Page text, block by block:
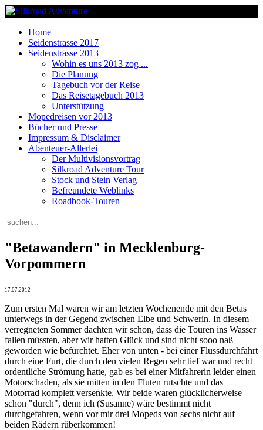
Home
Seidenstrasse 2017
Seidenstrasse 2013
Wohin es uns 2013 zog ...
Die Planung
Tagebuch vor der Reise
Das Reisetagebuch 2013
Unterstützung
Mopedreisen vor 2013
Bücher und Presse
Impressum & Disclaimer
Abenteuer-Allerlei
Der Multivisionsvortrag
Silkroad Adventure Tour
Stock und Stein Verlag
Befreundete Weblinks
Roadbook-Touren
"Betawandern" in Mecklenburg-
Vorpommern
17.07.2012
Zum ersten Mal waren wir am letzten Wochenende mit den Betas
unterwegs in der Gegend zwischen Elbe und Schwerin. In diesem
verregneten Sommer dachten wir schon, dass die Touren ins Wasser
fallen müssten, aber wir hatten Glück und sind nicht sooo naß
geworden wie befürchtet. Eher von unten - bei einer Flussdurchfahrt
durch eine Furt, die durch den vielen Regen sehr tief war und recht
ordentliche Strömung hatte, gab es bei einer Mitfahrerin leider einen
Motorschaden, als sie mitten in den Fluten rutschte und das
Motorrad komplett versenkte. Wir beide waren glücklicherweise
schon "durch", denn ich (Susanne) wäre bestimmt nicht
durchgefahren, wenn vor mir drei Mopeds von sechs nicht auf
beiden Rädern rüberkommen!